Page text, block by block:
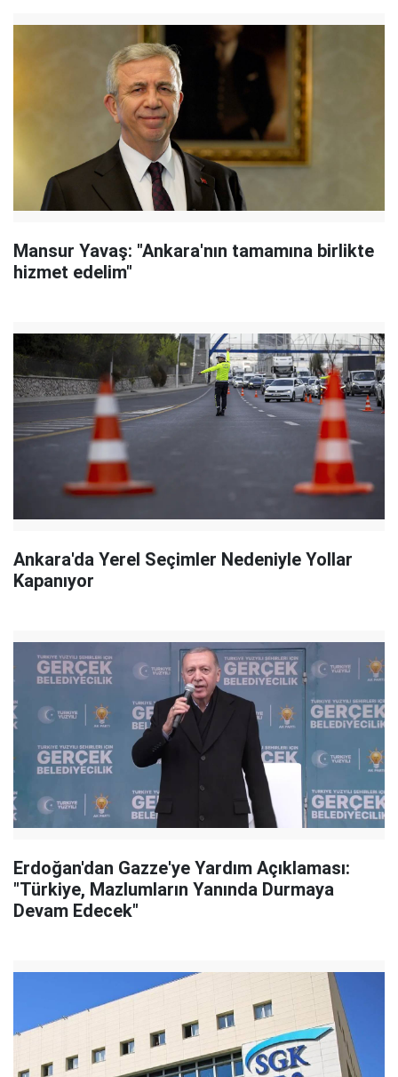
Mansur Yavaş: "Ankara'nın tamamına birlikte
hizmet edelim"
Ankara'da Yerel Seçimler Nedeniyle Yollar
Kapanıyor
Erdoğan'dan Gazze'ye Yardım Açıklaması:
"Türkiye, Mazlumların Yanında Durmaya
Devam Edecek"